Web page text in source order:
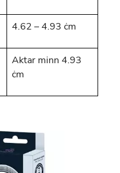
4.62 – 4.93 ċm
Aktar minn 4.93
ċm